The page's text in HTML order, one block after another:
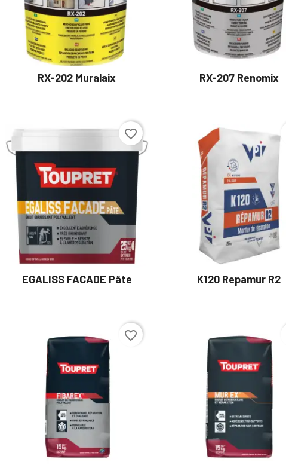
RX-202 Muralaix
DÉTAILS
RX-207 Renomix
DÉTAILS
EGALISS FACADE Pâte
 DÉTAILS
favorite_border
K120 Repamur R2
DÉTAILS
favorite_border